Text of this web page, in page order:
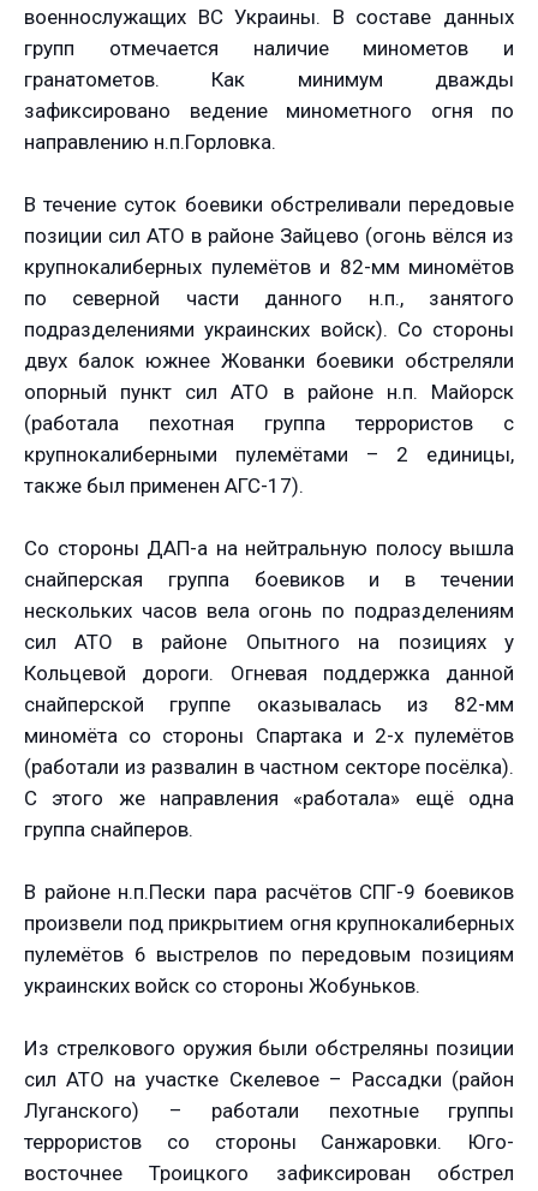
военнослужащих ВС Украины. В составе данных
групп отмечается наличие минометов и
гранатометов. Как минимум дважды
зафиксировано ведение минометного огня по
направлению н.п.Горловка.
В течение суток боевики обстреливали передовые
позиции сил АТО в районе Зайцево (огонь вёлся из
крупнокалиберных пулемётов и 82-мм миномётов
по северной части данного н.п., занятого
подразделениями украинских войск). Со стороны
двух балок южнее Жованки боевики обстреляли
опорный пункт сил АТО в районе н.п. Майорск
(работала пехотная группа террористов с
крупнокалиберными пулемётами – 2 единицы,
также был применен АГС-17).
Со стороны ДАП-а на нейтральную полосу вышла
снайперская группа боевиков и в течении
нескольких часов вела огонь по подразделениям
сил АТО в районе Опытного на позициях у
Кольцевой дороги. Огневая поддержка данной
снайперской группе оказывалась из 82-мм
миномёта со стороны Спартака и 2-х пулемётов
(работали из развалин в частном секторе посёлка).
С этого же направления «работала» ещё одна
группа снайперов.
В районе н.п.Пески пара расчётов СПГ-9 боевиков
произвели под прикрытием огня крупнокалиберных
пулемётов 6 выстрелов по передовым позициям
украинских войск со стороны Жобуньков.
Из стрелкового оружия были обстреляны позиции
сил АТО на участке Скелевое – Рассадки (район
Луганского) – работали пехотные группы
террористов со стороны Санжаровки. Юго-
восточнее Троицкого зафиксирован обстрел